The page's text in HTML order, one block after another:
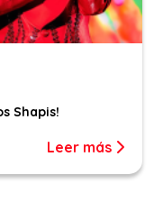
Shapis!
Leer más